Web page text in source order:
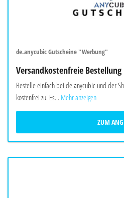
de.anycubic Gutscheine "Werbung"
Versandkostenfreie Bestellung
Bestelle einfach bei de.anycubic und der
kostenfrei zu. Es... Mehr anzeigen
ZUM